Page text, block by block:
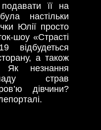
її на
настільки
Юлії просто
шоу «Страсті
відбудеться
а також
Як незнання
страв
дівчини?